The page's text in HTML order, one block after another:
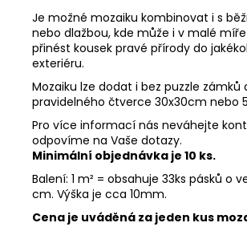
Je možné mozaiku kombinovat i s
nebo dlažbou, kde může i v malé
přinést kousek pravé přírody do
exteriéru.
Mozaiku lze dodat i bez puzzle
pravidelného čtverce 30x30cm nebo
Pro více informací nás neváhejte
odpovíme na Vaše dotazy.
Minimální objednávka je 10 ks.
Balení: 1 m² = obsahuje 33ks pásků o
cm. Výška je cca 10mm.
Cena je uváděná za jeden kus